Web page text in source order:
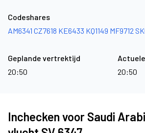
Codeshares
AM6341 CZ7618 KE6433 KQ1149 MF9712
Geplande vertrektijd
20:50
20:50
Inchecken voor Saudi